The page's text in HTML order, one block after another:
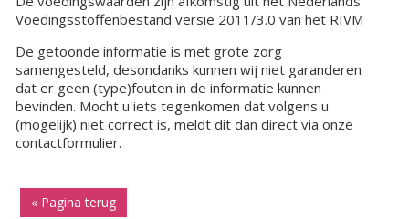
Voedingsstoffenbestand versie 2011/3.0 van het RIVM
De getoonde informatie is met grote zorg
samengesteld, desondanks kunnen wij niet garanderen
dat er geen (type)fouten in de informatie kunnen
bevinden. Mocht u iets tegenkomen dat volgens u
(mogelijk) niet correct is, meldt dit dan direct via onze
contactformulier.
« Pagina terug